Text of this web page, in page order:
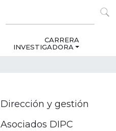
CARRERA
INVESTIGADORA
Dirección y gestión
Asociados DIPC